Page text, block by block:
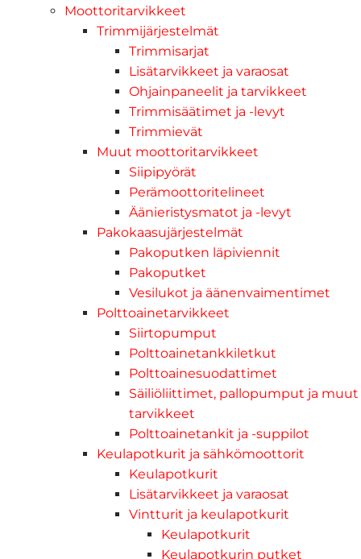
Moottoritarvikkeet
Trimmijärjestelmät
Trimmisarjat
Lisätarvikkeet ja varaosat
Ohjainpaneelit ja tarvikkeet
Trimmisäätimet ja -levyt
Trimmievät
Muut moottoritarvikkeet
Siipipyörät
Perämoottoritelineet
Äänieristysmatot ja -levyt
Pakokaasujärjestelmät
Pakoputken läpiviennit
Pakoputket
Vesilukot ja äänenvaimentimet
Polttoainetarvikkeet
Siirtopumput
Polttoainetankkiletkut
Polttoainesuodattimet
Säiliöliittimet, pallopumput ja muut
tarvikkeet
Polttoainetankit ja -suppilot
Keulapotkurit ja sähkömoottorit
Keulapotkurit
Lisätarvikkeet ja varaosat
Vintturit ja keulapotkurit
Keulapotkurit
Keulapotkurin putket